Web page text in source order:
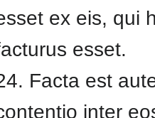
ex eis, qui
esset.
Facta est
inter